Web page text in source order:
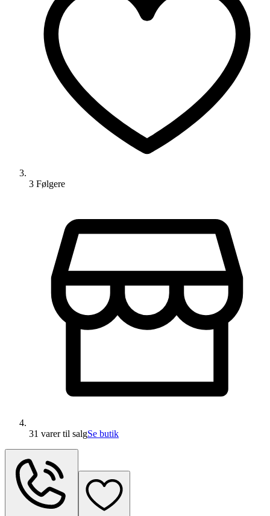
3 Følgere
31 varertil salgSe butik